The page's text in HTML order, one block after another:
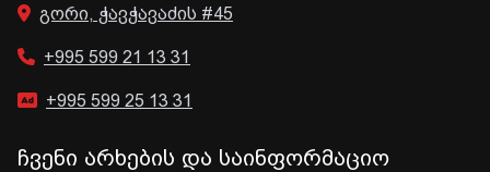
გორი, ჭავჭავაძის #45
+995 599 21 13 31
+995 599 25 13 31
ჩვენი არხების და საინფორმაციო